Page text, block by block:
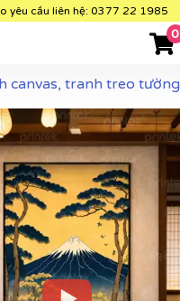
yêu cầu liên hệ: 0377 22 1985
0
canvas, tranh treo tường